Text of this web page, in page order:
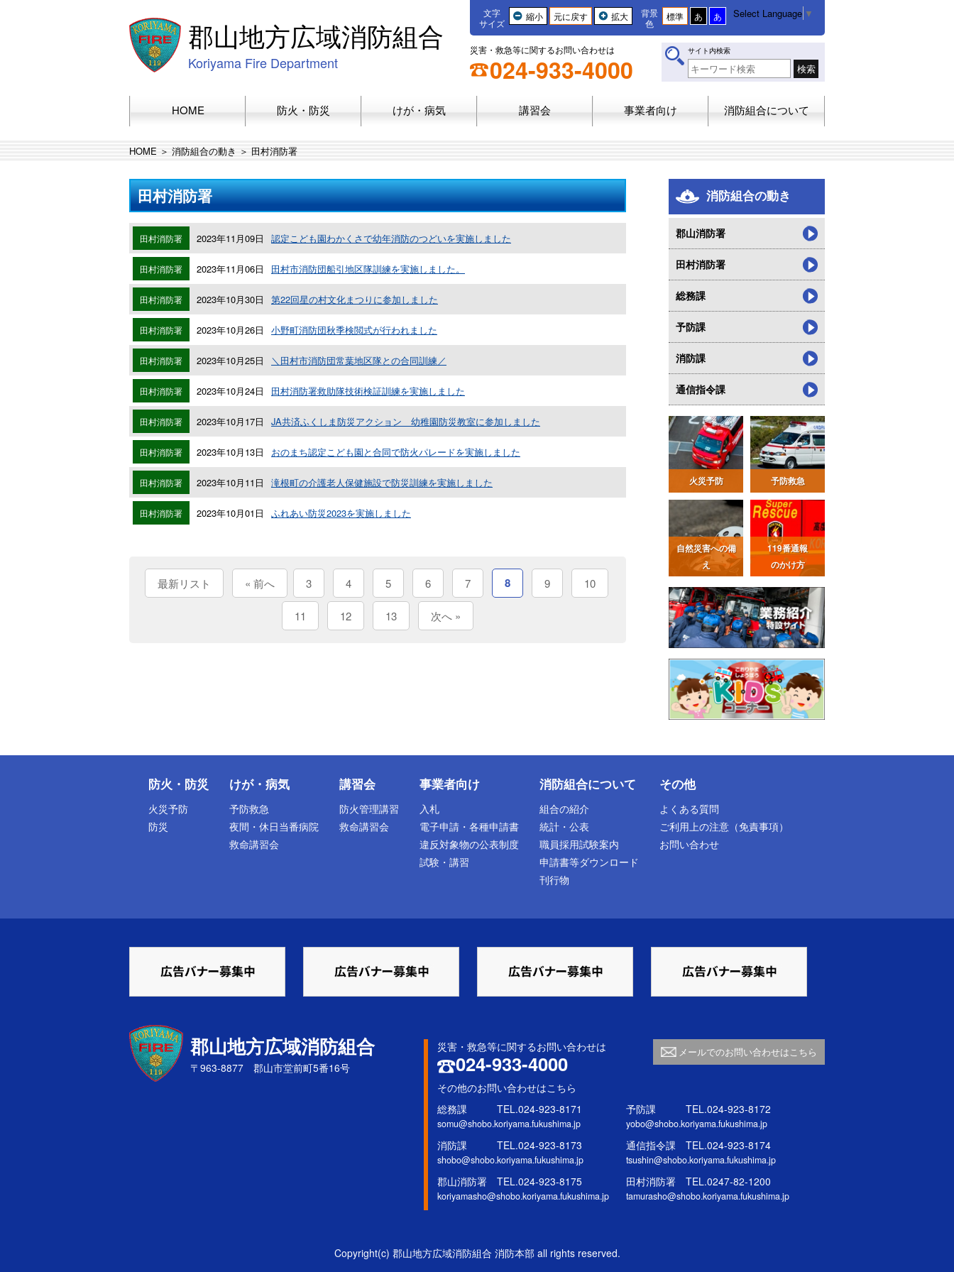
文字
サイズ
縮小 元に戻す 拡大
背景
色
標準 あ あ Select Language ▼
サイト内検索
災害・救急等に関するお問い合わせは
024-933-4000
郡山地方広域消防組合
Koriyama Fire Department
HOME 防火・防災 けが・病気 講習会 事業者向け 消防組合について
HOME ＞ 消防組合の動き ＞ 田村消防署
田村消防署
田村消防署 2023年11月09日 認定こども園わかくさで幼年消防のつどいを実施しました
田村消防署 2023年11月06日 田村市消防団船引地区隊訓練を実施しました。
田村消防署 2023年10月30日 第22回星の村文化まつりに参加しました
田村消防署 2023年10月26日 小野町消防団秋季検閲式が行われました
田村消防署 2023年10月25日 ＼田村市消防団常葉地区隊との合同訓練／
田村消防署 2023年10月24日 田村消防署救助隊技術検証訓練を実施しました
田村消防署 2023年10月17日 JA共済ふくしま防災アクション 幼稚園防災教室に参加しました
田村消防署 2023年10月13日 おのまち認定こども園と合同で防火パレードを実施しました
田村消防署 2023年10月11日 滝根町の介護老人保健施設で防災訓練を実施しました
田村消防署 2023年10月01日 ふれあい防災2023を実施しました
最新リスト « 前へ 3 4 5 6 7 8 9 10
11 12 13 次へ »
消防組合の動き
郡山消防署
田村消防署
総務課
予防課
消防課
通信指令課
火災予防 予防救急
自然災害への備
え
119番通報
のかけ方
防火・防災
火災予防
防災
けが・病気
予防救急
夜間・休日当番病院
救命講習会
講習会
防火管理講習
救命講習会
事業者向け
入札
電子申請・各種申請書
違反対象物の公表制度
試験・講習
消防組合について
組合の紹介
統計・公表
職員採用試験案内
申請書等ダウンロード
刊行物
その他
よくある質問
ご利用上の注意（免責事項）
お問い合わせ
郡山地方広域消防組合
〒963-8877 郡山市堂前町5番16号
メールでのお問い合わせはこちら
災害・救急等に関するお問い合わせは
024-933-4000
その他のお問い合わせはこちら
総務課 TEL.024-923-8171
somu@shobo.koriyama.fukushima.jp
予防課 TEL.024-923-8172
yobo@shobo.koriyama.fukushima.jp
消防課 TEL.024-923-8173
shobo@shobo.koriyama.fukushima.jp
通信指令課 TEL.024-923-8174
tsushin@shobo.koriyama.fukushima.jp
郡山消防署 TEL.024-923-8175
koriyamasho@shobo.koriyama.fukushima.jp
田村消防署 TEL.0247-82-1200
tamurasho@shobo.koriyama.fukushima.jp
Copyright(c) 郡山地方広域消防組合 消防本部 all rights reserved.